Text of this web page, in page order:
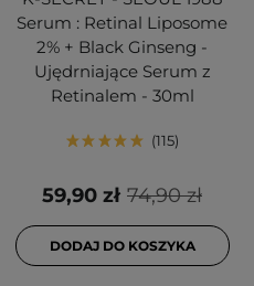
Serum : Retinal Liposome
2% + Black Ginseng -
Ujędrniające Serum z
Retinalem - 30ml
115
74,90 zł
59,90 zł
DODAJ DO KOSZYKA